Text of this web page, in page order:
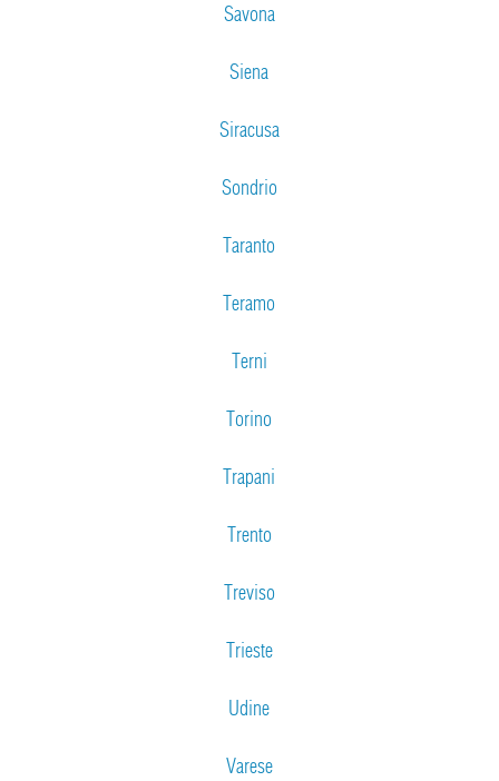
Savona
Siena
Siracusa
Sondrio
Taranto
Teramo
Terni
Torino
Trapani
Trento
Treviso
Trieste
Udine
Varese